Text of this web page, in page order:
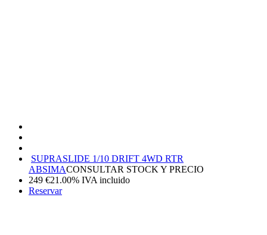
SUPRASLIDE 1/10 DRIFT 4WD RTR
ABSIMACONSULTAR STOCK Y PRECIO
249 €21.00% IVA incluido
Reservar